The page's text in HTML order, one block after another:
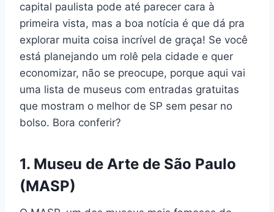
capital paulista pode até parecer cara à
primeira vista, mas a boa notícia é que dá pra
explorar muita coisa incrível de graça! Se você
está planejando um rolê pela cidade e quer
economizar, não se preocupe, porque aqui vai
uma lista de museus com entradas gratuitas
que mostram o melhor de SP sem pesar no
bolso. Bora conferir?
1. Museu de Arte de São Paulo
(MASP)